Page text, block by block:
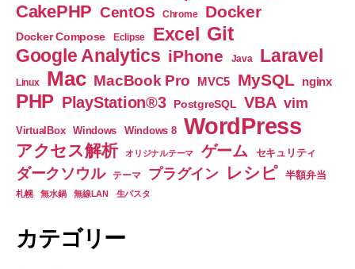
社
新
書”
CakePHP CentOS Chrome Docker
Docker Compose Eclipse Excel Git
Google Analytics iPhone Java Laravel
Linux Mac MacBook Pro MVC5 MySQL nginx
PHP PlayStation®3 PostgreSQL VBA vim
VirtualBox Windows Windows 8 WordPress
アクセス解析 オリジナルテーマ ゲーム セキュリティ
ダークソウル テーマ プラグイン レシピ 半額弁当
札幌 無水鍋 無線LAN 生パスタ
カテゴリー